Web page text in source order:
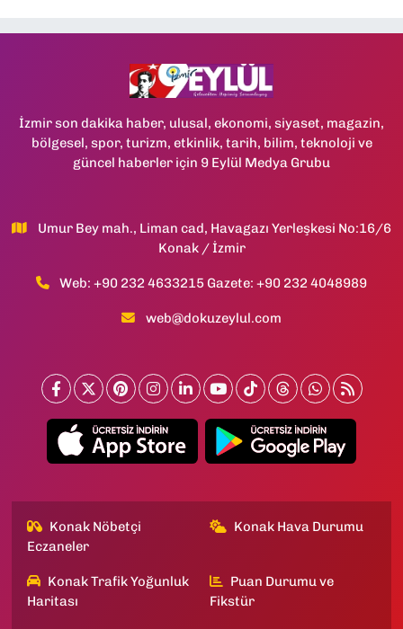
İzmir son dakika haber, ulusal, ekonomi, siyaset, magazin,
bölgesel, spor, turizm, etkinlik, tarih, bilim, teknoloji ve
güncel haberler için 9 Eylül Medya Grubu
Umur Bey mah., Liman cad, Havagazı Yerleşkesi No:16/6
Konak / İzmir
Web: +90 232 4633215 Gazete: +90 232 4048989
web@dokuzeylul.com
Konak Nöbetçi
Eczaneler
Konak Hava Durumu
Konak Trafik Yoğunluk
Haritası
Puan Durumu ve
Fikstür